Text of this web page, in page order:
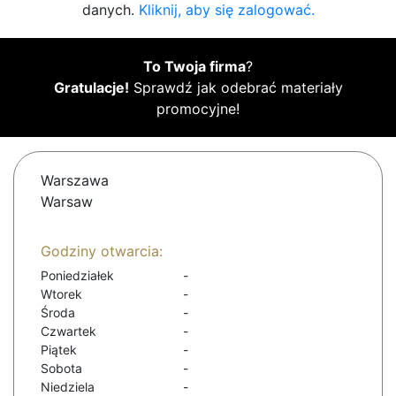
danych. Kliknij, aby się zalogować.
To Twoja firma?
Gratulacje! Sprawdź jak odebrać materiały
promocyjne!
Warszawa
Warsaw
Godziny otwarcia:
Poniedziałek
-
Wtorek
-
Środa
-
Czwartek
-
Piątek
-
Sobota
-
Niedziela
-